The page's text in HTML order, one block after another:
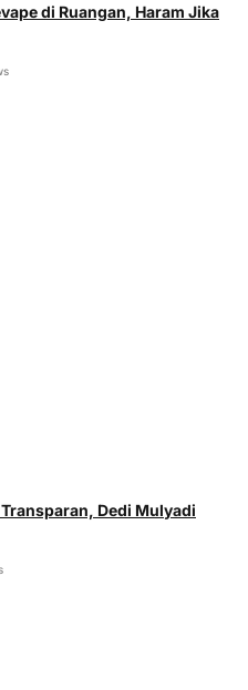
di Ruangan, Haram Jika
Dedi Mulyadi